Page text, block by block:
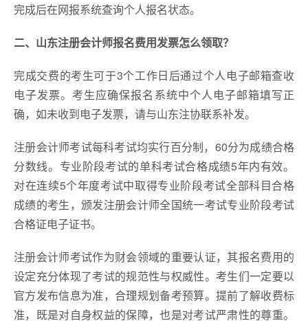
完成后在网报系统查询个人报名状态。
二、山东注册会计师报名费用发票怎么领取？
完成交费的考生可于3个工作日后通过个人电子邮箱查收
电子发票。考生应确保报名系统中个人电子邮箱填写正
确，如未收到电子发票，请与山东注协联系补发。
注册会计师考试每科考试均实行百分制，60分为成绩合格
分数线。专业阶段考试的单科考试合格成绩5年内有效。
对在连续5个年度考试中取得专业阶段考试全部科目合格
成绩的考生，颁发注册会计师全国统一考试专业阶段考试
合格证电子证书。
注册会计师考试作为财会领域的重要认证，其报名费用的
设定充分体现了考试的规范性与权威性。考生们一定要以
官方发布信息为准，合理规划备考预算。提前了解收费标
准，既是对自身权益的保障，也是对考试严肃性的尊重。